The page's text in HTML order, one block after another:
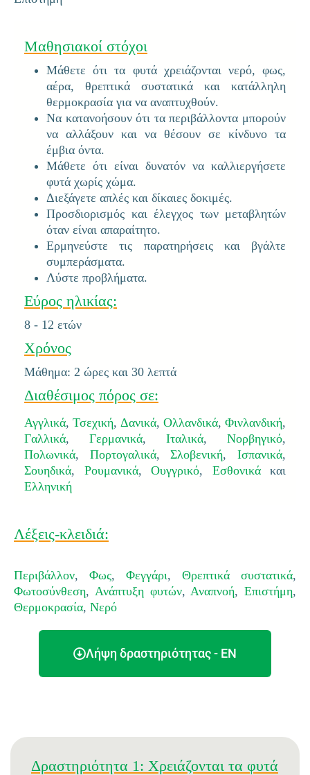
Μαθησιακοί στόχοι
Μάθετε ότι τα φυτά χρειάζονται νερό, φως,
αέρα, θρεπτικά συστατικά και κατάλληλη
θερμοκρασία για να αναπτυχθούν.
Να κατανοήσουν ότι τα περιβάλλοντα μπορούν
να αλλάξουν και να θέσουν σε κίνδυνο τα
έμβια όντα.
Μάθετε ότι είναι δυνατόν να καλλιεργήσετε
φυτά χωρίς χώμα.
Διεξάγετε απλές και δίκαιες δοκιμές.
Προσδιορισμός και έλεγχος των μεταβλητών
όταν είναι απαραίτητο.
Ερμηνεύστε τις παρατηρήσεις και βγάλτε
συμπεράσματα.
Λύστε προβλήματα.
Εύρος ηλικίας:
8 - 12 ετών
Χρόνος
Μάθημα: 2 ώρες και 30 λεπτά
Διαθέσιμος πόρος σε:
Αγγλικά,Τσεχική, Δανικά, Ολλανδικά, Φινλανδική,
Γαλλικά, Γερμανικά, Ιταλικά, Νορβηγικό,
Πολωνικά, Πορτογαλικά,Σλοβενική,Ισπανικά,
Σουηδικά, Ρουμανικά, Ουγγρικό, Εσθονικάκαι
Ελληνική
Λέξεις-κλειδιά:
Περιβάλλον, Φως, Φεγγάρι, Θρεπτικά συστατικά,
Φωτοσύνθεση, Ανάπτυξη φυτών, Αναπνοή, Επιστήμη,
Θερμοκρασία, Νερό
Λήψη δραστηριότητας - EN
Δραστηριότητα 1: Χρειάζονται τα φυτά